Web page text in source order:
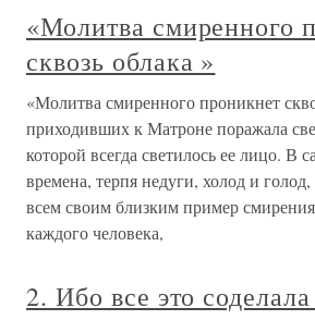
«Молитва смиренного
сквозь облака »
«Молитва смиренного проникнет
приходивших к Матроне поражала
которой всегда светилось ее лицо. В
времена, терпя недуги, холод и
всем своим близким пример
каждого человека,
2. Ибо все это